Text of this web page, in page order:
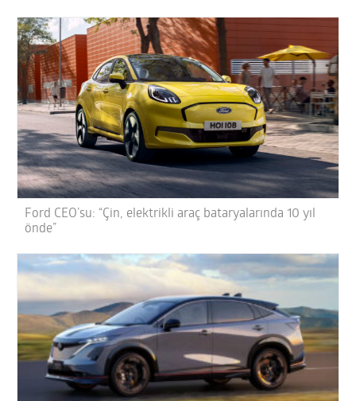
Ford CEO’su: “Çin, elektrikli araç bataryalarında 10 yıl
önde”